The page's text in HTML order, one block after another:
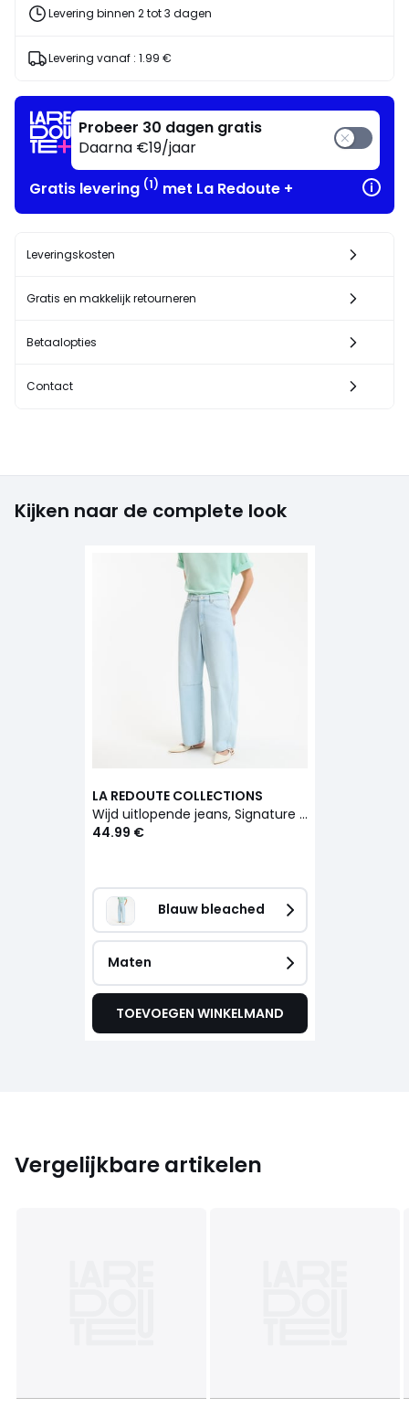
artikelen
Geniet
Levering binnen 2 tot 3 dagen
Levering vanaf : 1.99 €
Probeer 30 dagen gratis
Daarna €19/jaar
Gratis levering (1) met La Redoute +
Leveringskosten
Gratis en makkelijk retourneren
Betaalopties
Contact
Kijken naar de complete look
LA REDOUTE COLLECTIONS
Wijd uitlopende jeans, Signature ARMIDE
44.99 €
Blauw bleached
Maten
TOEVOEGEN WINKELMAND
Vergelijkbare artikelen